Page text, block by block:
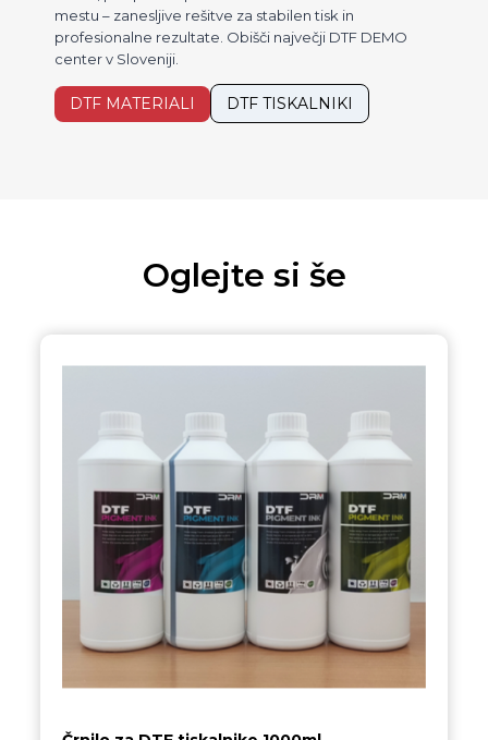
mestu – zanesljive rešitve za stabilen tisk in
profesionalne rezultate. Obišči največji DTF DEMO
center v Sloveniji.
DTF MATERIALI DTF TISKALNIKI
Oglejte si še